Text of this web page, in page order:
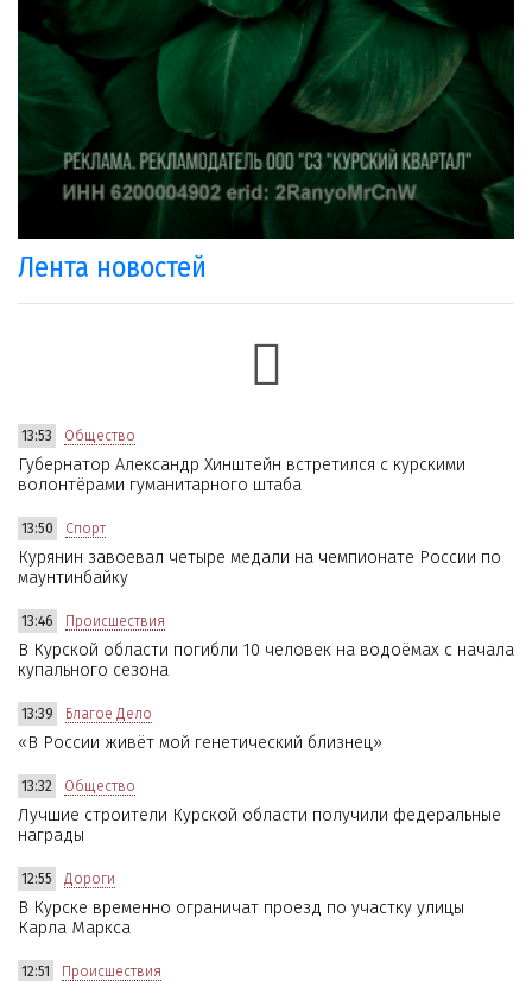
Лента новостей
13:53 Общество
Губернатор Александр Хинштейн встретился с курскими
волонтёрами гуманитарного штаба
13:50 Спорт
Курянин завоевал четыре медали на чемпионате России по
маунтинбайку
13:46 Происшествия
В Курской области погибли 10 человек на водоёмах с начала
купального сезона
13:39 Благое Дело
«В России живёт мой генетический близнец»
13:32 Общество
Лучшие строители Курской области получили федеральные
награды
12:55 Дороги
В Курске временно ограничат проезд по участку улицы
Карла Маркса
12:51 Происшествия